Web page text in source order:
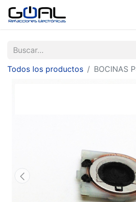
Todos los productos BOCINAS